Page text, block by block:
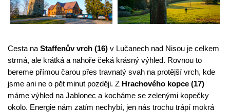
Cesta na Staffenův vrch (16) v Lučanech nad Nisou je celkem
strmá, ale krátká a nahoře čeká krásný výhled. Rovnou to
bereme přímou čarou přes travnatý svah na protější vrch, kde
jsme ani ne o pět minut později. Z Hrachového kopce (17)
máme výhled na Jablonec a kocháme se zelenými kopečky
okolo. Energie nám zatím nechybí, jen nás trochu trápí mokrá